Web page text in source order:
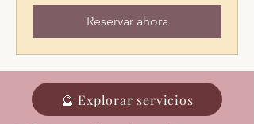
Reservar ahora
🔮 Explorar servicios